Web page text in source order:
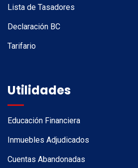
Lista de Tasadores
Declaración BC
Tarifario
Utilidades
Educación Financiera
Inmuebles Adjudicados
Cuentas Abandonadas